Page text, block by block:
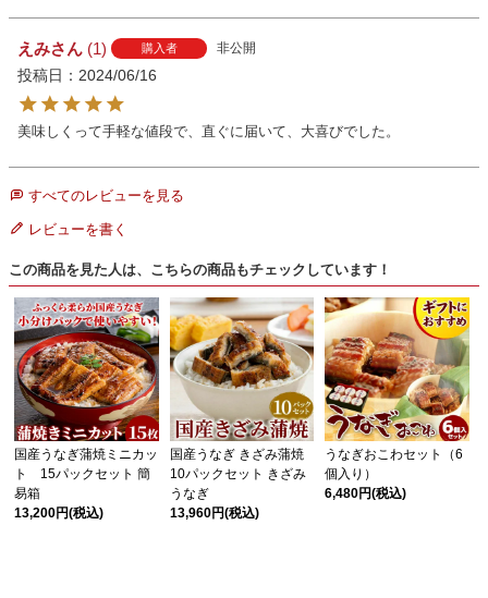
えみ 1 購入者 非公開
投稿日 2024/06/16
美味しくって手軽な値段で、直ぐに届いて、大喜びでした。
すべてのレビューを見る
レビューを書く
この商品を見た人は、こちらの商品もチェックしています！
国産うなぎ蒲焼ミニカッ
ト 15パックセット 簡
易箱
13,200円(税込)
国産うなぎ きざみ蒲焼
10パックセット きざみ
うなぎ
13,960円(税込)
うなぎおこわセット（6
個入り）
6,480円(税込)